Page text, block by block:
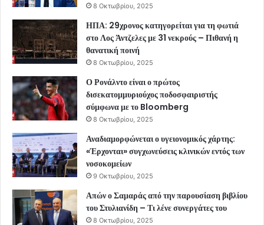
8 Οκτωβρίου, 2025
ΗΠΑ: 29χρονος κατηγορείται για τη φωτιά
στο Λος Άντζελες με 31 νεκρούς – Πιθανή η
θανατική ποινή
8 Οκτωβρίου, 2025
Ο Ρονάλντο είναι ο πρώτος
δισεκατομμυριούχος ποδοσφαιριστής
σύμφωνα με το Bloomberg
8 Οκτωβρίου, 2025
Αναδιαμορφώνεται ο υγειονομικός χάρτης:
«Έρχονται» συγχωνεύσεις κλινικών εντός των
νοσοκομείων
9 Οκτωβρίου, 2025
Απών ο Σαμαράς από την παρουσίαση βιβλίου
του Στυλιανίδη – Τι λένε συνεργάτες του
8 Οκτωβρίου, 2025